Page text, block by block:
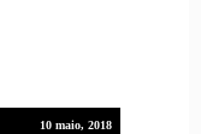
10 maio, 2018